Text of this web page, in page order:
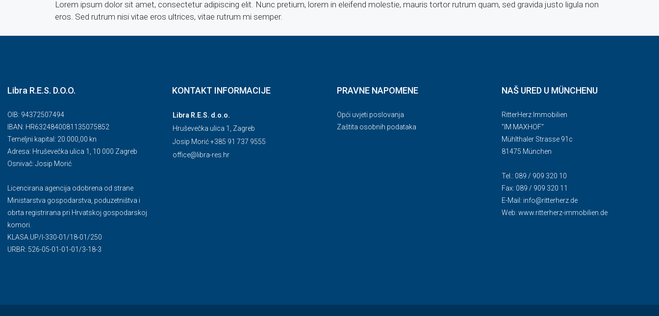
Lorem ipsum dolor sit amet, consectetur adipiscing elit. Nunc pretium, lorem in eleifend molestie, mauris tortor rutrum quam, sed gravida justo ligula non
eros. Sed rutrum nisi vitae eros ultrices, vitae rutrum mi semper.
Libra R.E.S. D.O.O.
OIB: 94372507494
IBAN: HR6324840081135075852
Temeljni kapital: 20.000,00 kn
Adresa: Hruševečka ulica 1, 10 000 Zagreb
Osnivač: Josip Morić
Licencirana agencija odobrena od strane
Ministarstva gospodarstva, poduzetništva i
obrta registrirana pri Hrvatskoj gospodarskoj
komori.
KLASA.UP/l-330-01/18-01/250
URBR: 526-05-01-01-01/3-18-3
KONTAKT INFORMACIJE
Libra R.E.S. d.o.o.
Hruševečka ulica 1, Zagreb
Josip Morić +385 91 737 9555
office@libra-res.hr
PRAVNE NAPOMENE
Opći uvjeti poslovanja
Zaštita osobnih podataka
NAŠ URED U MÜNCHENU
RitterHerz Immobilien
"IM MAXHOF"
Mühlthaler Strasse 91c
81475 München
Tel.: 089 / 909 320 10
Fax: 089 / 909 320 11
E-Mail: info@ritterherz.de
Web: www.ritterherz-immobilien.de